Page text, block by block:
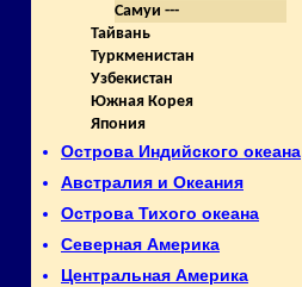
Самуи ---
Тайвань
Туркменистан
Узбекистан
Южная Корея
Япония
Острова Индийского океана
Австралия и Океания
Острова Тихого океана
Северная Америка
Центральная Америка